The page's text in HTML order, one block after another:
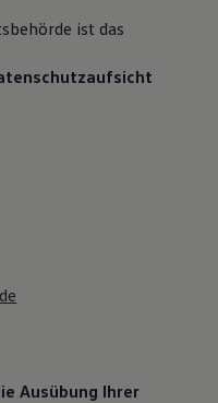
ist das
Ausübung Ihrer